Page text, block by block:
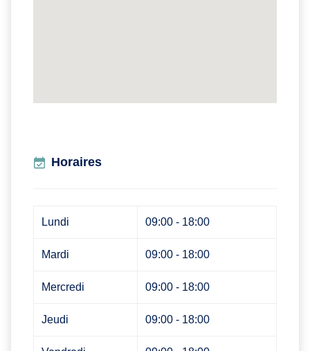
Horaires
Lundi 09:00 - 18:00
Mardi 09:00 - 18:00
Mercredi 09:00 - 18:00
Jeudi 09:00 - 18:00